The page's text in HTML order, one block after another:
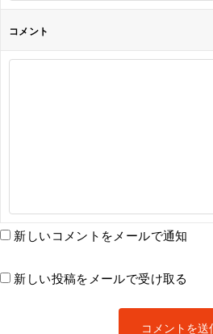
コメント
新しいコメントをメールで通知
新しい投稿をメールで受け取る